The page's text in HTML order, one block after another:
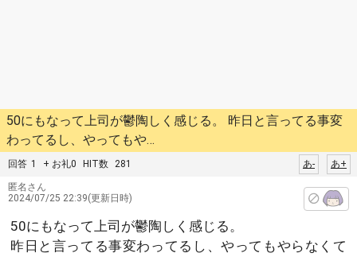
50にもなって上司が鬱陶しく感じる。 昨日と言ってる事変
わってるし、やってもや…
回答 1 + お礼0 HIT数 281 あ+
あ-
匿名さん
2024/07/25 22:39(更新日時)
50にもなって上司が鬱陶しく感じる。
昨日と言ってる事変わってるし、やってもやらなくて